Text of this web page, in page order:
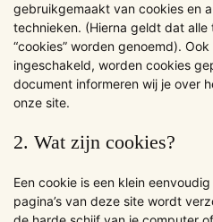
gebruikgemaakt van cookies en
technieken. (Hierna geldt dat
“cookies” worden genoemd).
ingeschakeld, worden cookies
document informeren wij je over
onze site.
2. Wat zijn cookies?
Een cookie is een klein
pagina’s van deze site wordt